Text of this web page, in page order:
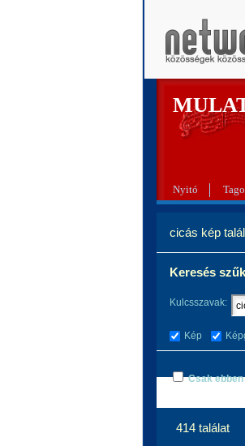
Nyitó
cicás kép
Keresés
Kulcsszavak:
Kép
Csak
414 találat